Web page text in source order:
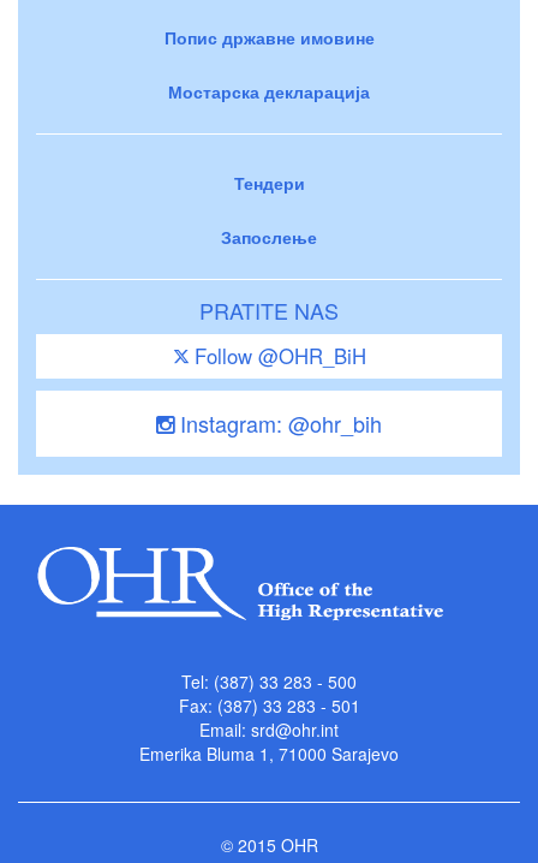
Попис државне имовине
Мостарска декларација
Тендери
Запослење
PRATITE NAS
Follow @OHR_BiH
Instagram: @ohr_bih
Tel: (387) 33 283 - 500
Fax: (387) 33 283 - 501
Email: srd@ohr.int
Emerika Bluma 1, 71000 Sarajevo
© 2015 OHR